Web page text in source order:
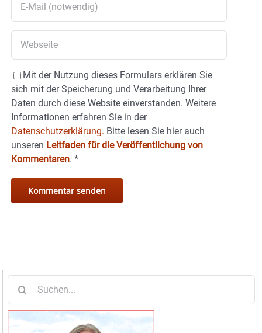
Mit der Nutzung dieses Formulars erklären Sie
sich mit der Speicherung und Verarbeitung Ihrer
Daten durch diese Website einverstanden. Weitere
Informationen erfahren Sie in der
Datenschutzerklärung. Bitte lesen Sie hier auch
unseren Leitfaden für die Veröffentlichung von
Kommentaren. *
nach: